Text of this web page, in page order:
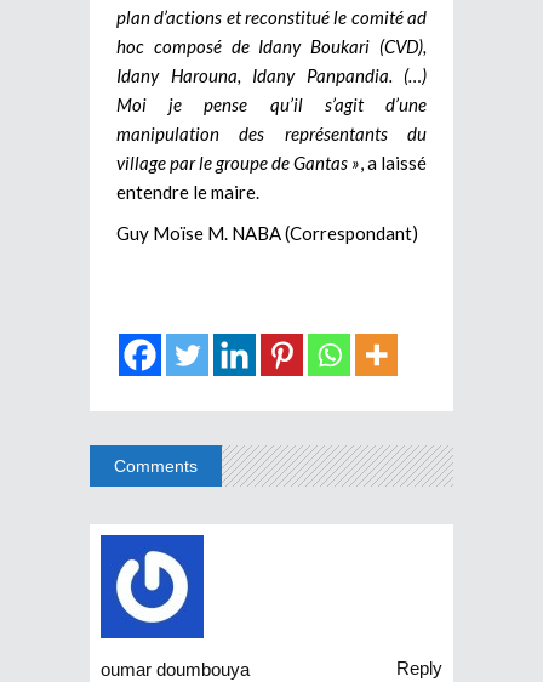
plan d’actions et reconstitué le comité ad
hoc composé de Idany Boukari (CVD),
Idany Harouna, Idany Panpandia. (…)
Moi je pense qu’il s’agit d’une
manipulation des représentants du
village par le groupe de Gantas » , a laissé
entendre le maire.
Guy Moïse M. NABA (Correspondant)
Comments
oumar doumbouya
Reply